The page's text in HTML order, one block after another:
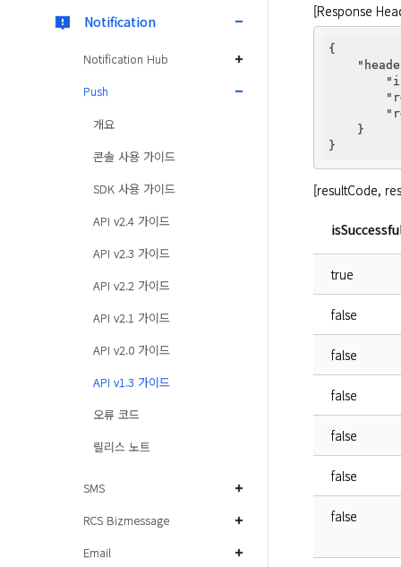
Notification
Notification Hub
Push
개요
콘솔 사용 가이드
SDK 사용 가이드
API v2.4 가이드
API v2.3 가이드
API v2.2 가이드
API v2.1 가이드
API v2.0 가이드
API v1.3 가이드
오류 코드
릴리스 노트
SMS
RCS Bizmessage
Email
[Response
{
    }
[resultCode,
true
false
false
false
false
false
false